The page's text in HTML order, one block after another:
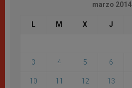
marzo 2014
L M X J
3 4 5 6
10 11 12 13